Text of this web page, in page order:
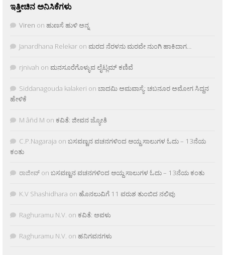
ಇತ್ತೀಚಿನ ಅನಿಸಿಕೆಗಳು
Viren on ಹುಣಸೆ ಹುಳಿ ಅನ್ನ
Janardhana Relekar on ಮರದ ನೆರಳನು ಮರವೇ ನುಂಗಿ ಹಾಕಿದಾಗ…
rjnivah on ಮನಸೂರೆಗೊಳ್ಳುವ ಲೈಟ್ಲಮ್ ಕಣಿವೆ
Siddanagouda kalakeri on ಬಾದಮಿ ಅಮವಾಸ್ಯೆ: ಚಬನೂರ ಅಮೋಗ ಸಿದ್ದನ
ಹೇಳಿಕೆ
M âñd M on ಕವಿತೆ: ಜೀವನ ಜ್ಯೋತಿ
C.P.Nagaraja on ಬಸವಣ್ಣನ ವಚನಗಳಿಂದ ಆಯ್ದ ಸಾಲುಗಳ ಓದು – 13ನೆಯ
ಕಂತು
ರಾಜೀವ್ on ಬಸವಣ್ಣನ ವಚನಗಳಿಂದ ಆಯ್ದ ಸಾಲುಗಳ ಓದು – 13ನೆಯ ಕಂತು
K.V Shashidhara on ಹೊನಲುವಿಗೆ 11 ವರುಶ ತುಂಬಿದ ನಲಿವು
Raghuramu N.V. on ಕವಿತೆ: ಅವಳು
Raghuramu N.V. on ಹನಿಗವನಗಳು